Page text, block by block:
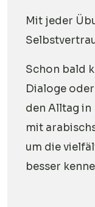
Mit jeder
Schon bald
Dialoge
den Alltag in
mit
um die
besser